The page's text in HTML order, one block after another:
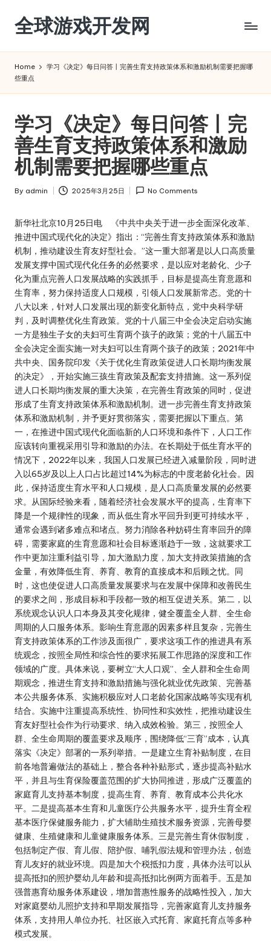
Skip
content
全球游戏开发网
Home
学习《决定》每日问答丨完善生育支持政策体系和激励机制需要把握哪
些重点
学习《决定》每日问答丨完
善生育支持政策体系和激励
机制需要把握哪些重点
Posted
By admin 2025年3月25日 No Comments
新华社北京10月25日电 《中共中央关于进一步全面深化改革、
推进中国式现代化的决定》指出：“完善生育支持政策体系和激励
机制，推动建设生育友好型社会。”这一重大部署是以人口高质量
发展支撑中国式现代化任务的必然要求，是以应对老龄化、少子
化为重点完善人口发展战略的实践抓手，目标是提高生育意愿和
生育率，努力保持适度人口规模，引领人口发展新常态。党的十
八大以来，针对人口发展出现的新变化新特点，党中央科学研
判，及时调整优化生育政策。党的十八届三中全会决定启动实施
一方是独生子女的夫妇可生育两个孩子的政策；党的十八届五中
全会决定全面实施一对夫妇可以生育两个孩子的政策；2021年中
共中央、国务院印发《关于优化生育政策促进人口长期均衡发展
的决定》，开始实施三孩生育政策及配套支持措施。这一系列促
进人口长期均衡发展的重大决策，在完善生育政策的同时，促进
形成了生育支持政策体系和激励机制。进一步完善生育支持政策
体系和激励机制，并予更好贯彻落实，需要把握以下重点。第
一，在推进中国式现代化面临新的人口环境和条件下，人口工作
应该转向重视采用引导和激励的办法。在长期处于低生育水平的
情况下，2022年以来，我国人口发展已经进入减量阶段，同时进
入以65岁及以上人口占比超过14%为标志的中度老龄化社会。因
此，保持适度生育水平和人口规模，是人口高质量发展的必然要
求。从国际经验来看，随着经济社会发展水平的提高，生育率下
降是一个规律性的现象，而从低生育水平回升到更可持续水平，
通常会遇到诸多难点和堵点。努力消除各种妨碍生育率回升的障
碍，需要家庭的生育意愿和社会目标逐渐趋于一致，这就要求工
作中更加注重利益引导，加大激励力度，加大支持政策措施的含
金量，有效降低生育、养育、教育的直接成本和后顾之忧。同
时，这也使促进人口高质量发展要求与在发展中保障和改善民生
的要求之间，形成目标和手段都一致的相互促进关系。第二，以
系统观念认识人口本身及其变化规律，健全覆盖全人群、全生命
周期的人口服务体系。影响生育意愿的因素多样且复杂，完善生
育支持政策体系的工作涉及面很广，要求这项工作的推进具有系
统观念，按照全局性和综合性的要求拓展工作思路的深度和工作
领域的广度。具体来说，要树立“大人口观”、全人群和全生命周
期观念，推进生育支持和激励措施与强化就业优先政策、完善基
本公共服务体系、实施积极应对人口老龄化国家战略等实现有机
结合。实施中注重提高系统性、协同性和实效性，把推动建设生
育友好型社会作为行动要求、纳入成效检验。第三，按照全人
群、全生命周期的覆盖要求及顺序，围绕降低“三育”成本，认真
落实《决定》部署的一系列举措。一是建立生育补贴制度，在目
前各地普遍做法的基础上，整合各种补贴形式，逐步提高补贴水
平，并且与生育保险覆盖范围的扩大协同推进，形成广泛覆盖的
家庭育儿支持基本制度，提高生育、养育、教育成本公共化水
平。二是提高基本生育和儿童医疗公共服务水平，提升生育全程
基本医疗保健服务能力，扩大辅助生殖技术服务资源，完善母婴
健康、生殖健康和儿童健康服务体系。三是完善生育休假制度，
包括制定产假、育儿假、陪护假、哺乳假法规和管理办法，创造
育儿友好的就业环境。四是加大个税抵扣力度，具体办法可以从
提高抵扣的照护婴幼儿年龄和提高抵扣比例两方面着手。五是加
强普惠育幼服务体系建设，增加普惠性服务的战略性投入，加大
对家庭婴幼儿照护支持和早期发展指导，完善家庭育儿支持服务
体系，支持用人单位办托、社区嵌入式托育、家庭托育点等多种
模式发展。